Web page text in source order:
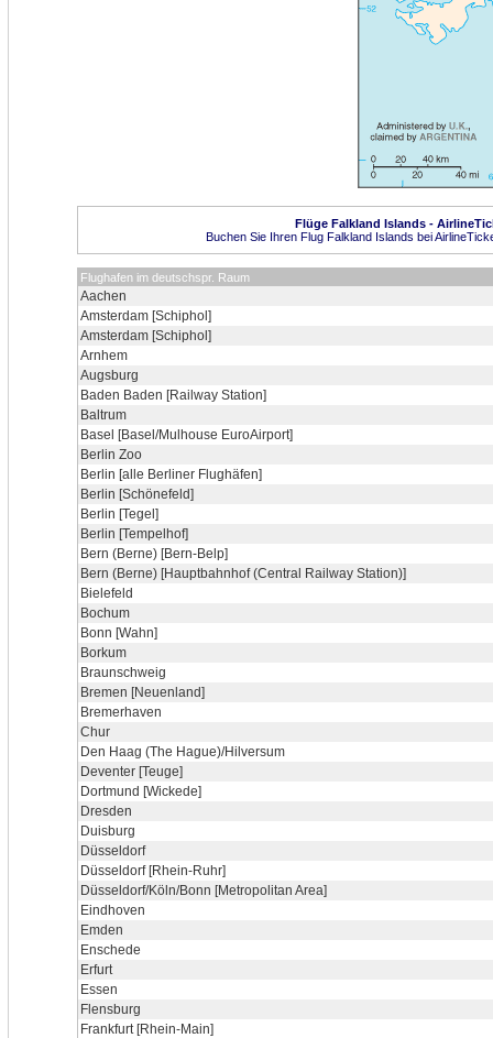
Flüge Falkland Islands -
Buchen Sie Ihren Flug Falkland Islands bei
Flughafen im deutschspr. Raum
Aachen
Amsterdam [Schiphol]
Amsterdam [Schiphol]
Arnhem
Augsburg
Baden Baden [Railway Station]
Baltrum
Basel [Basel/Mulhouse EuroAirport]
Berlin Zoo
Berlin [alle Berliner Flughäfen]
Berlin [Schönefeld]
Berlin [Tegel]
Berlin [Tempelhof]
Bern (Berne) [Bern-Belp]
Bern (Berne) [Hauptbahnhof (Central Railway Station)]
Bielefeld
Bochum
Bonn [Wahn]
Borkum
Braunschweig
Bremen [Neuenland]
Bremerhaven
Chur
Den Haag (The Hague)/Hilversum
Deventer [Teuge]
Dortmund [Wickede]
Dresden
Duisburg
Düsseldorf
Düsseldorf [Rhein-Ruhr]
Düsseldorf/Köln/Bonn [Metropolitan Area]
Eindhoven
Emden
Enschede
Erfurt
Essen
Flensburg
Frankfurt [Rhein-Main]